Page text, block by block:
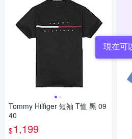
Tommy Hilfiger 短袖 T恤 黑 09
40
$1,199
現在可